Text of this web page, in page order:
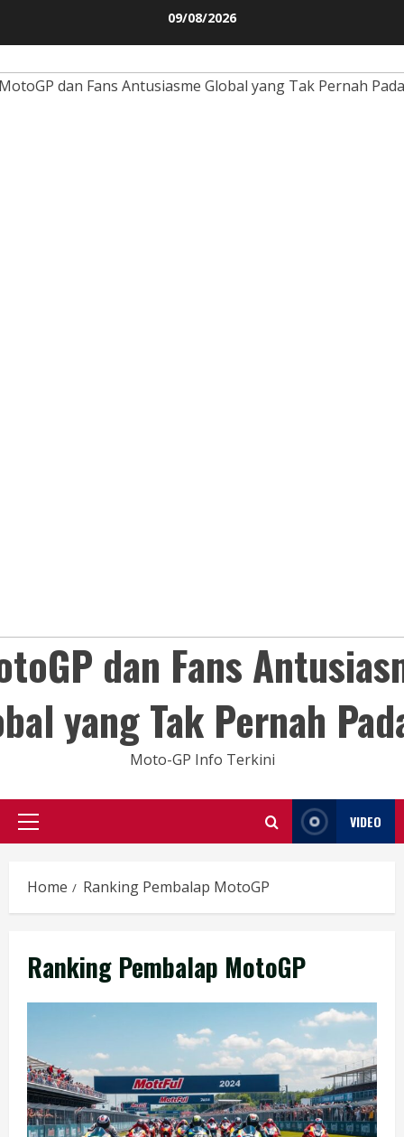
09/08/2026
dan Fans
yang Tak Pernah
Moto-GP Info Terkini
Primary
VIDEO
Home Ranking Pembalap MotoGP
Ranking Pembalap MotoGP